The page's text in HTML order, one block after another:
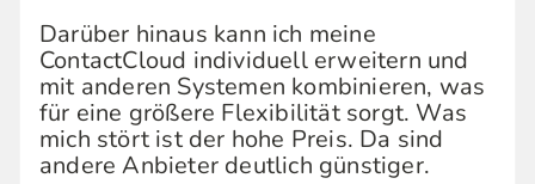
Darüber hinaus kann ich meine
ContactCloud individuell erweitern und
mit anderen Systemen kombinieren, was
für eine größere Flexibilität sorgt. Was
mich stört ist der hohe Preis. Da sind
andere Anbieter deutlich günstiger.